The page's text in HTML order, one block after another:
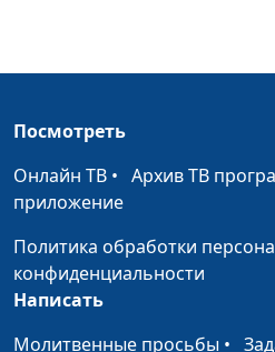
взаимоотношений
Низкая самооценка
Отцы и дети: причины
непонимания
Посмотреть
Онлайн ТВ • Архив ТВ
приложение
Политика обработки
конфиденциальности
Написать
Молитвенные просьбы •